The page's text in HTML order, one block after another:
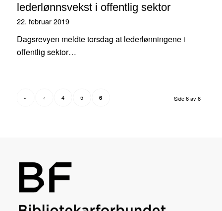
lederlønnsvekst i offentlig sektor
22. februar 2019
Dagsrevyen meldte torsdag at lederlønningene i
offentlig sektor…
Side 6 av 6
« ‹ 4 5 6